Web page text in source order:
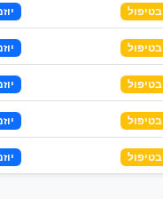
בטיפול
בטיפול
בטיפול
בטיפול
בטיפול